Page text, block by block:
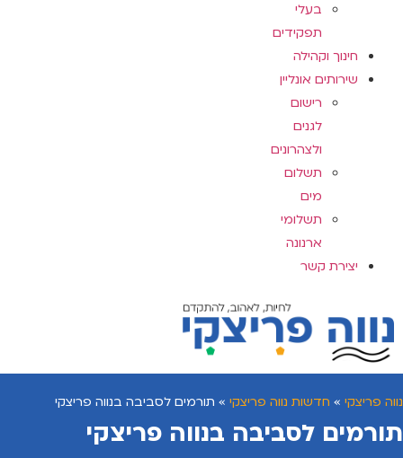
בעלי
תפקידים
חינוך וקהילה
שירותים אונליין
רישום
לגנים
ולצהרונים
תשלום
מים
תשלומי
ארנונה
יצירת קשר
נווה פריצקי » חדשות נווה פריצקי » תורמים לסביבה בנווה פריצקי
תורמים לסביבה בנווה פריצקי